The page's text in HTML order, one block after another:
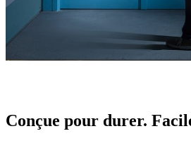
Conçue pour durer.